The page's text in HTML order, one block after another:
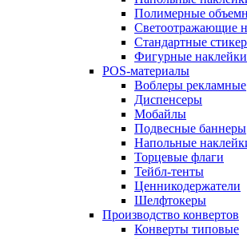
Полимерные
Светоотражающие
Стандартные
Фигурные наклейки
POS-материалы
Воблеры рекламные
Диспенсеры
Мобайлы
Подвесные баннеры
Напольные
Торцевые флаги
Тейбл-тенты
Ценникодержатели
Шелфтокеры
Производство конвертов
Конверты типовые